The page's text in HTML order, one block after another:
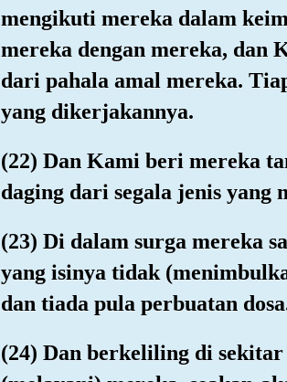
mengikuti mereka dalam
mereka dengan mereka, dan
dari pahala amal mereka.
yang dikerjakannya.
(22) Dan Kami beri mereka
daging dari segala jenis yang
(23) Di dalam surga mereka
yang isinya tidak
dan tiada pula perbuatan
(24) Dan berkeliling di